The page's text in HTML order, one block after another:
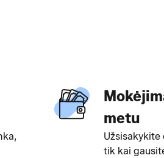
metu
Užsisakykite
tik kai